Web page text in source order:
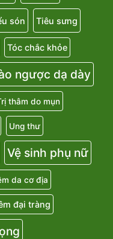
són Tiêu sưng
Tóc chắc khỏe
ngược dạ dày
thâm do mụn
Ung thư
Vệ sinh phụ nữ
da cơ địa
đại tràng